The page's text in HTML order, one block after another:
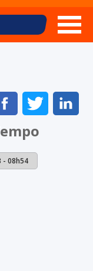
COMPARTILHAR
NO
FACEBOOK
NO
- 08h54